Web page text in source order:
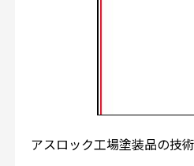
アスロック工場塗装品の技術